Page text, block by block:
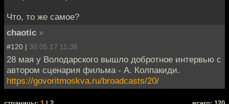
Что, то же самое?
chaotic »
#120 | 30.05.17 11:38
28 мая у Володарского вышло добротное интервью с
автором сценария фильма - А. Колпакиди.
https://govoritmoskva.ru/broadcasts/20/